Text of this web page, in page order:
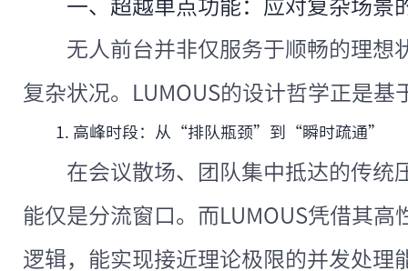
一、超越单点功能：应对复杂场
无人前台并非仅服务于顺畅的理想
复杂状况。LUMOUS的设计哲学正是基
1. 高峰时段：从“排队瓶颈”到“瞬时疏通”
在会议散场、团队集中抵达的传统
能仅是分流窗口。而LUMOUS凭借其高
逻辑，能实现接近理论极限的并发处理